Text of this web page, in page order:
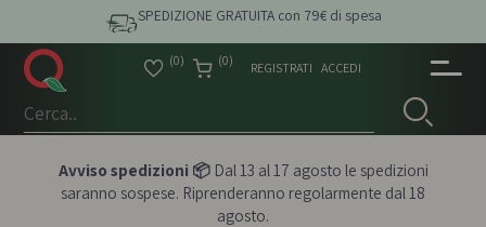
SPEDIZIONE GRATUITA con 79€ di spesa
(0) (0) REGISTRATI ACCEDI
Avviso spedizioni 📦Dal 13 al 17 agosto le spedizioni
saranno sospese. Riprenderanno regolarmente dal 18
agosto.